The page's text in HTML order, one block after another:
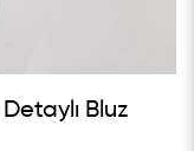
Bluz